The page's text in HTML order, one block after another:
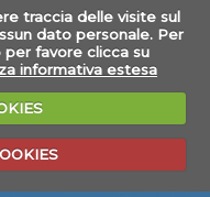
traccia delle visite sul
dato personale. Per
favore clicca su
informativa estesa